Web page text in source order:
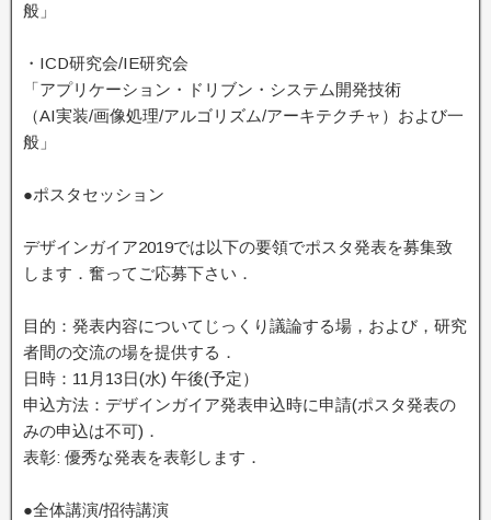
般」
・ICD研究会/IE研究会
「アプリケーション・ドリブン・システム開発技術
（AI実装/画像処理/アルゴリズム/アーキテクチャ）および一
般」
●ポスタセッション
デザインガイア2019では以下の要領でポスタ発表を募集致
します．奮ってご応募下さい．
目的：発表内容についてじっくり議論する場，および，研究
者間の交流の場を提供する．
日時：11月13日(水) 午後(予定）
申込方法：デザインガイア発表申込時に申請(ポスタ発表の
みの申込は不可)．
表彰: 優秀な発表を表彰します．
●全体講演/招待講演